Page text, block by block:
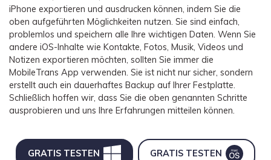
iPhone exportieren und ausdrucken können, indem Sie die
oben aufgeführten Möglichkeiten nutzen. Sie sind einfach,
problemlos und speichern alle Ihre wichtigen Daten. Wenn Sie
andere iOS-Inhalte wie Kontakte, Fotos, Musik, Videos und
Notizen exportieren möchten, sollten Sie immer die
MobileTrans App verwenden. Sie ist nicht nur sicher, sondern
erstellt auch ein dauerhaftes Backup auf Ihrer Festplatte.
Schließlich hoffen wir, dass Sie die oben genannten Schritte
ausprobieren und uns Ihre Erfahrungen mitteilen können.
GRATIS TESTEN GRATIS TESTEN